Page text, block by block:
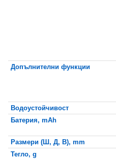
Допълнителни функции
Водоустойчивост
Батерия, mAh
Размери (Ш, Д, В), mm
Тегло, g